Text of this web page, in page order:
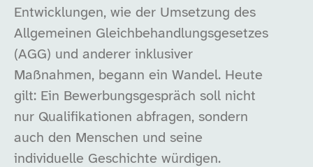
Entwicklungen, wie der Umsetzung des
Allgemeinen Gleichbehandlungsgesetzes
(AGG) und anderer inklusiver
Maßnahmen, begann ein Wandel. Heute
gilt: Ein Bewerbungsgespräch soll nicht
nur Qualifikationen abfragen, sondern
auch den Menschen und seine
individuelle Geschichte würdigen.